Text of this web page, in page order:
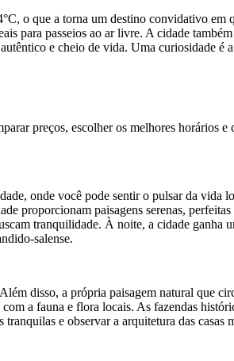
o que a torna um destino convidativo em
para passeios ao ar livre. A cidade
e cheio de vida. Uma curiosidade é
preços, escolher os melhores horários e
onde você pode sentir o pulsar da vida
proporcionam paisagens serenas,
tranquilidade. À noite, a cidade ganha
salense.
disso, a própria paisagem natural que
a fauna e flora locais. As fazendas
e observar a arquitetura das casas